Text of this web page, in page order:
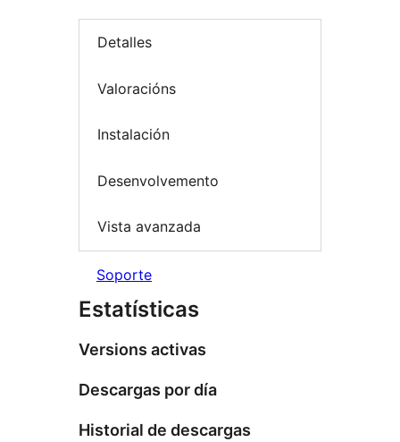
Detalles
Valoracións
Instalación
Desenvolvemento
Vista avanzada
Soporte
Estatísticas
Versions activas
Descargas por día
Historial de descargas